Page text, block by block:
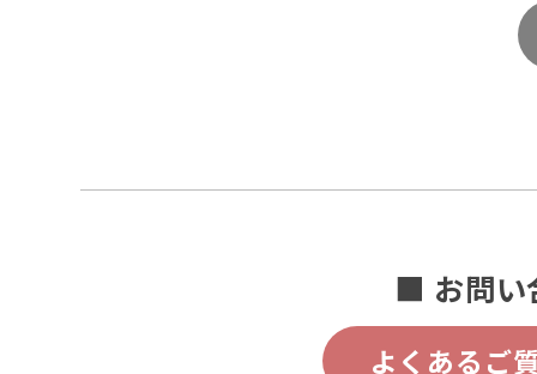
■ お問い
よくあるご